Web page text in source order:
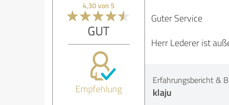
4,30 von 5
GUT
Empfehlung
Guter Service
Herr Lederer ist
Erfahrungsbericht &
klaju